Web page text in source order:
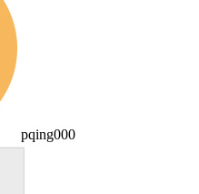
pqing000